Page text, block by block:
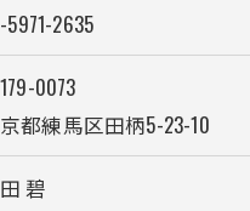
5971-2635
0073
都練馬区田柄5-23-10
碧